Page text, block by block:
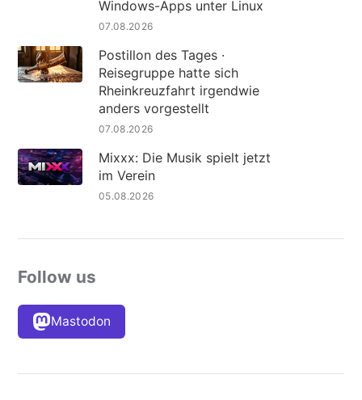
Windows-Apps unter Linux
07.08.2026
Postillon des Tages ·
Reisegruppe hatte sich
Rheinkreuzfahrt irgendwie
anders vorgestellt
07.08.2026
Mixxx: Die Musik spielt jetzt
im Verein
05.08.2026
Follow us
Mastodon